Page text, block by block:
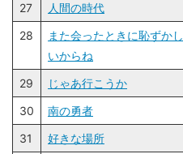
27
人間の時代
28
また会ったときに恥ずかし
いからね
29 じゃあ行こうか
30
南の勇者
31
好きな場所